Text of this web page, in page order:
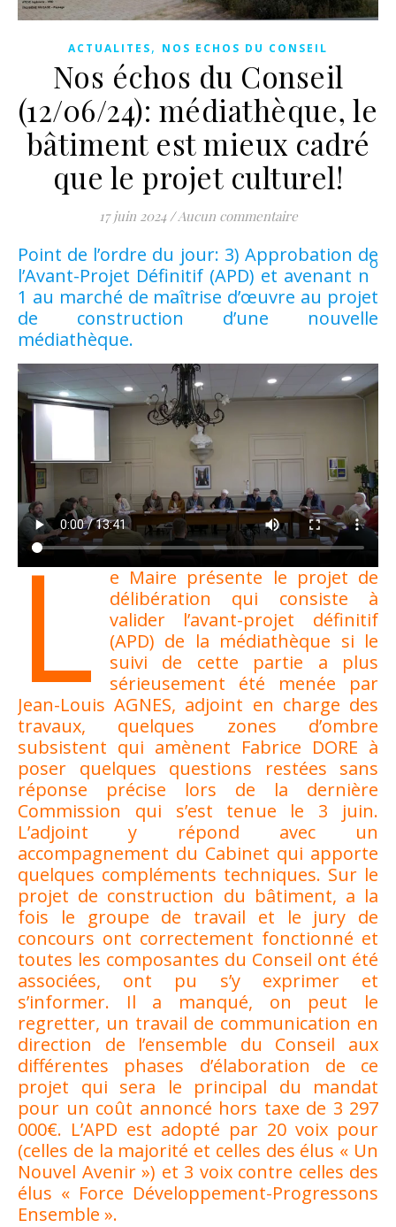
ACTUALITES, NOS ECHOS DU CONSEIL
Nos échos du Conseil
(12/06/24): médiathèque, le
bâtiment est mieux cadré
que le projet culturel!
17 juin 2024 /Aucun commentaire
Point de l’ordre du jour: 3) Approbation de
l’Avant-Projet Définitif (APD) et avenant n
o
1 au marché de maîtrise d’œuvre au projet
de construction d’une nouvelle
médiathèque.
L
e Maire présente le projet de
délibération qui consiste à
valider l’avant-projet définitif
(APD) de la médiathèque si le
suivi de cette partie a plus
sérieusement été menée par
Jean-Louis AGNES, adjoint en charge des
travaux, quelques zones d’ombre
subsistent qui amènent Fabrice DORE à
poser quelques questions restées sans
réponse précise lors de la dernière
Commission qui s’est tenue le 3 juin.
L’adjoint y répond avec un
accompagnement du Cabinet qui apporte
quelques compléments techniques. Sur le
projet de construction du bâtiment, a la
fois le groupe de travail et le jury de
concours ont correctement fonctionné et
toutes les composantes du Conseil ont été
associées, ont pu s’y exprimer et
s’informer. Il a manqué, on peut le
regretter, un travail de communication en
direction de l’ensemble du Conseil aux
différentes phases d’élaboration de ce
projet qui sera le principal du mandat
pour un coût annoncé hors taxe de 3 297
000€. L’APD est adopté par 20 voix pour
(celles de la majorité et celles des élus « Un
Nouvel Avenir ») et 3 voix contre celles des
élus « Force Développement-Progressons
Ensemble ».